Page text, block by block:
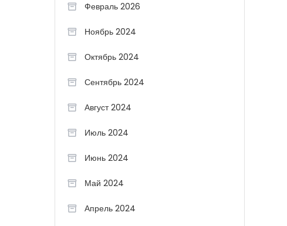
Февраль 2026
Ноябрь 2024
Октябрь 2024
Сентябрь 2024
Август 2024
Июль 2024
Июнь 2024
Май 2024
Апрель 2024